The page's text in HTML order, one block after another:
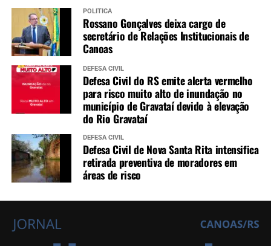
POLÍTICA
Rossano Gonçalves deixa cargo de
secretário de Relações Institucionais de
Canoas
DEFESA CIVIL
Defesa Civil do RS emite alerta vermelho
para risco muito alto de inundação no
município de Gravataí devido à elevação
do Rio Gravataí
DEFESA CIVIL
Defesa Civil de Nova Santa Rita intensifica
retirada preventiva de moradores em
áreas de risco